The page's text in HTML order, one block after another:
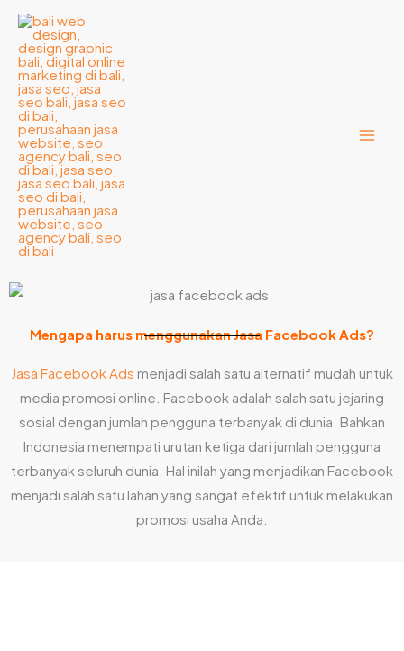
Lewati
konten
Mengapa harus menggunakan Jasa Facebook Ads?
Jasa Facebook Ads menjadi salah satu alternatif mudah untuk
media promosi online. Facebook adalah salah satu jejaring
sosial dengan jumlah pengguna terbanyak di dunia. Bahkan
Indonesia menempati urutan ketiga dari jumlah pengguna
terbanyak seluruh dunia. Hal inilah yang menjadikan Facebook
menjadi salah satu lahan yang sangat efektif untuk melakukan
promosi usaha Anda.